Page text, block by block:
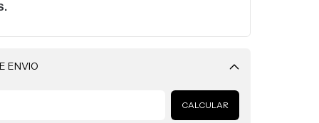
ENVIO
Alterar CEP
CALCULAR